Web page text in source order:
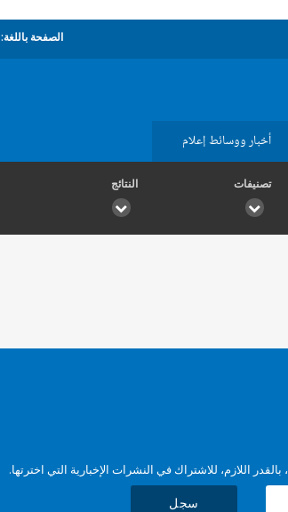
الصفحة باللغة:
أخبار ووسائط إعلام
تصنيفات النتائج
اللازم، للاشتراك في النشرات الإخبارية التي اخترتها.
سجل